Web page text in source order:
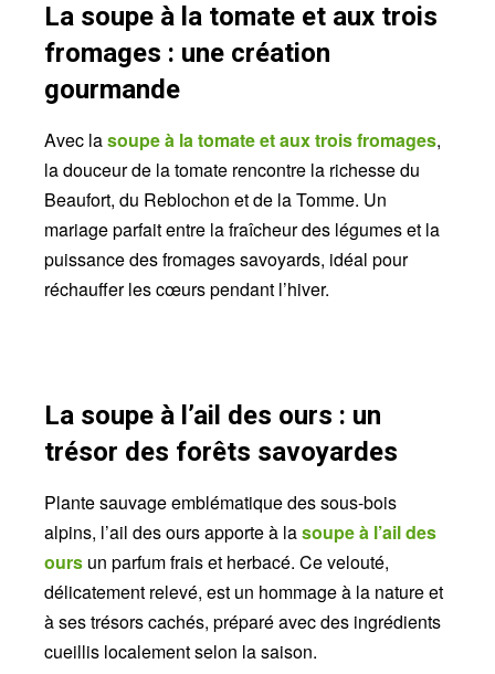
La soupe à la tomate et aux trois
fromages : une création
gourmande
Avec lasoupe à la tomate et aux trois fromages,
la douceur de la tomate rencontre la richesse du
Beaufort, du Reblochon et de la Tomme. Un
mariage parfait entre la fraîcheur des légumes et la
puissance des fromages savoyards, idéal pour
réchauffer les cœurs pendant l’hiver.
La soupe à l’ail des ours : un
trésor des forêts savoyardes
Plante sauvage emblématique des sous-bois
alpins, l’ail des ours apporte à lasoupe à l’ail des
ours un parfum frais et herbacé. Ce velouté,
délicatement relevé, est un hommage à la nature et
à ses trésors cachés, préparé avec des ingrédients
cueillis localement selon la saison.